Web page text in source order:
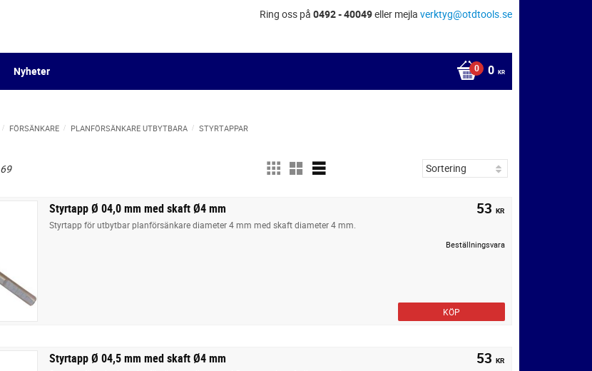
Ring oss på 0492 - 40049eller mejla verktyg@otdtools.se
Nyheter 0 KR
FÖRSÄNKARE PLANFÖRSÄNKARE UTBYTBARA STYRTAPPAR
69
Styrtapp Ø 04,0 mm med skaft Ø4 mm
Styrtapp för utbytbar planförsänkare diameter 4 mm med skaft diameter 4 mm.
53 KR
Beställningsvara
KÖP
Styrtapp Ø 04,5 mm med skaft Ø4 mm 53 KR